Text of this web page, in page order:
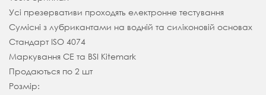
Усі презервативи проходять електронне тестування
Сумісні з лубрикантами на водній та силіконовій основах
Стандарт ISO 4074
Маркування CE та BSI Kitemark
Продаються по 2 шт
Розмір: